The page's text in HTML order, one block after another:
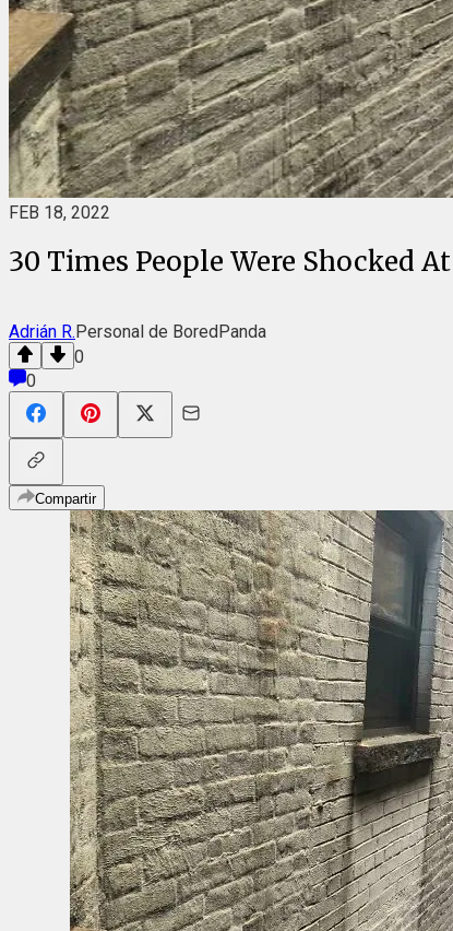
FEB 18, 2022
30 Times People Were Shocked
Adrián R.Personal de BoredPanda
0
0
Compartir